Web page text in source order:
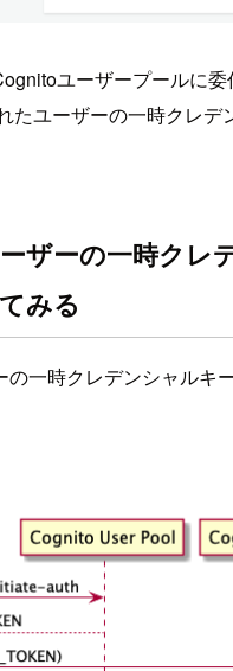
ユーザープールに委
たユーザーの一時クレデ
ザーの一時クレ
みる
の一時クレデンシャルキ